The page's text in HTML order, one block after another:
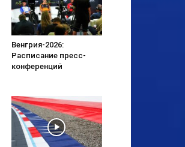
Венгрия-2026:
Расписание пресс-
конференций